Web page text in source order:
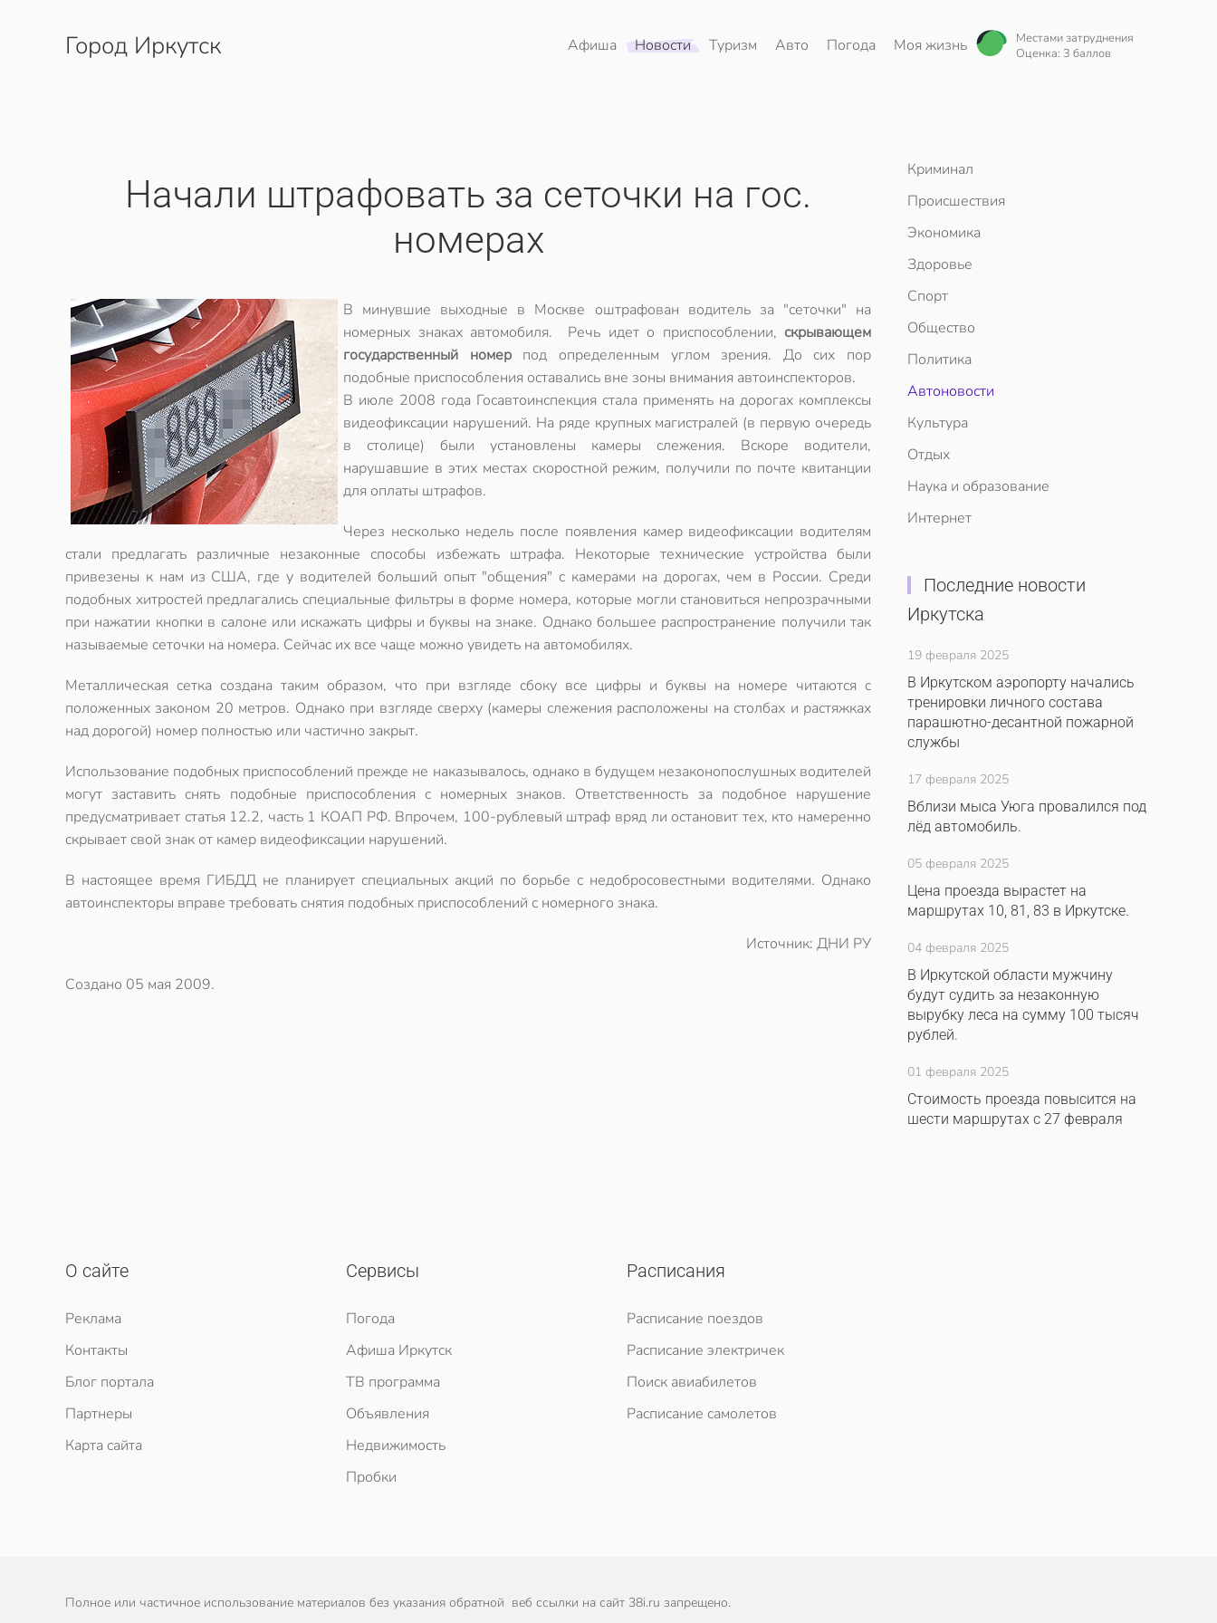
Перейти к содержимому
Город Иркутск Афиша Новости Туризм Авто Погода Моя жизнь
Местами затруднения
Оценка: 3 баллов
Начали штрафовать за сеточки на гос.
номерах
В минувшие выходные в Москве оштрафован водитель за "сеточки" на
номерных знаках автомобиля. Речь идет о приспособлении, скрывающем
государственный номерпод определенным углом зрения. До сих пор
подобные приспособления оставались вне зоны внимания автоинспекторов.
В июле 2008 года Госавтоинспекция стала применять на дорогах комплексы
видеофиксации нарушений. На ряде крупных магистралей (в первую очередь
в столице) были установлены камеры слежения. Вскоре водители,
нарушавшие в этих местах скоростной режим, получили по почте квитанции
для оплаты штрафов.
Через несколько недель после появления камер видеофиксации водителям
стали предлагать различные незаконные способы избежать штрафа. Некоторые технические устройства были
привезены к нам из США, где у водителей больший опыт "общения" с камерами на дорогах, чем в России. Среди
подобных хитростей предлагались специальные фильтры в форме номера, которые могли становиться непрозрачными
при нажатии кнопки в салоне или искажать цифры и буквы на знаке. Однако большее распространение получили так
называемые сеточки на номера. Сейчас их все чаще можно увидеть на автомобилях.
Металлическая сетка создана таким образом, что при взгляде сбоку все цифры и буквы на номере читаются с
положенных законом 20 метров. Однако при взгляде сверху (камеры слежения расположены на столбах и растяжках
над дорогой) номер полностью или частично закрыт.
Использование подобных приспособлений прежде не наказывалось, однако в будущем незаконопослушных водителей
могут заставить снять подобные приспособления с номерных знаков. Ответственность за подобное нарушение
предусматривает статья 12.2, часть 1 КОАП РФ. Впрочем, 100-рублевый штраф вряд ли остановит тех, кто намеренно
скрывает свой знак от камер видеофиксации нарушений.
В настоящее время ГИБДД не планирует специальных акций по борьбе с недобросовестными водителями. Однако
автоинспекторы вправе требовать снятия подобных приспособлений с номерного знака.
Источник: ДНИ РУ
Создано 05 мая 2009.
Криминал
Происшествия
Экономика
Здоровье
Спорт
Общество
Политика
Автоновости
Культура
Отдых
Наука и образование
Интернет
Последние новости
Иркутска
19 февраля 2025
В Иркутском аэропорту начались
тренировки личного состава
парашютно-десантной пожарной
службы
17 февраля 2025
Вблизи мыса Уюга провалился под
лёд автомобиль.
05 февраля 2025
Цена проезда вырастет на
маршрутах 10, 81, 83 в Иркутске.
04 февраля 2025
В Иркутской области мужчину
будут судить за незаконную
вырубку леса на сумму 100 тысяч
рублей.
01 февраля 2025
Стоимость проезда повысится на
шести маршрутах с 27 февраля
О сайте
Реклама
Контакты
Блог портала
Партнеры
Карта сайта
Сервисы
Погода
Афиша Иркутск
ТВ программа
Объявления
Недвижимость
Пробки
Расписания
Расписание поездов
Расписание электричек
Поиск авиабилетов
Расписание самолетов
Полное или частичное использование материалов без указания обратной веб ссылки на сайт 38i.ru запрещено.